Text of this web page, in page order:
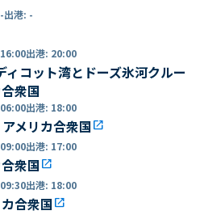
-出港: -
16:00出港: 20:00
ィコット湾とドーズ氷河クルー
衆国
06:00出港: 18:00
メリカ合衆国open_in_new
09:00出港: 17:00
衆国open_in_new
09:30出港: 18:00
合衆国open_in_new